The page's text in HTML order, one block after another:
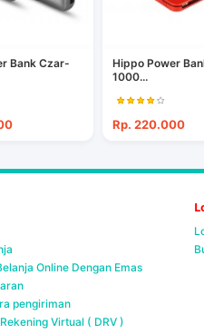
Bank Czar-
Hippo Power
1000...
Rp. 220.000
Online Dengan Emas
pengiriman
Virtual ( DRV )